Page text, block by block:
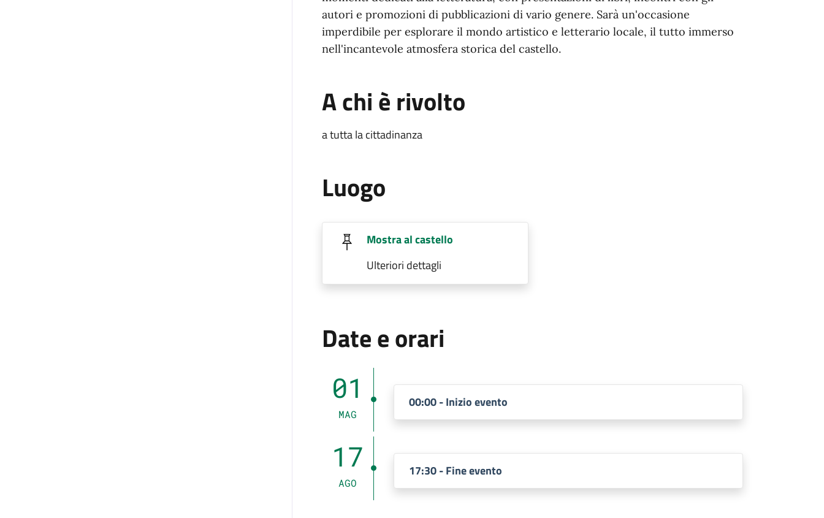
autori e promozioni di pubblicazioni di vario genere. Sarà un'occasione
imperdibile per esplorare il mondo artistico e letterario locale, il tutto immerso
nell'incantevole atmosfera storica del castello.
A chi è rivolto
a tutta la cittadinanza
Luogo
Mostra al castello
Ulteriori dettagli
Date e orari
01
MAG
00:00 - Inizio evento
17
AGO
17:30 - Fine evento